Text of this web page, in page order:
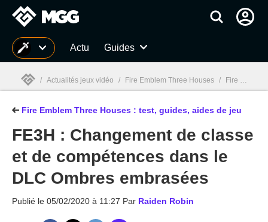
MGG Actu Guides
MGG
/ Actualités jeux vidéo / Fire Emblem Three Houses / Fire Emblem Three Houses : Guides, soluce, personnages, classes, test
Fire Emblem Three Houses : test, guides, aides de jeu
FE3H : Changement de classe
et de compétences dans le
DLC Ombres embrasées
Publié le 05/02/2020 à 11:27 Par Raiden Robin